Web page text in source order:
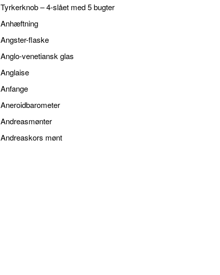
Tyrkerknob – 4-slået med 5 bugter
Anhæftning
Angster-flaske
Anglo-venetiansk glas
Anglaise
Anfange
Aneroidbarometer
Andreasmønter
Andreaskors mønt